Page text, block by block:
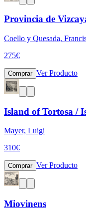
Provincia de
Coello y Quesada,
275€
Comprar Ver Producto
Island of Tortosa /
Mayer, Luigi
310€
Comprar Ver Producto
Miovinens